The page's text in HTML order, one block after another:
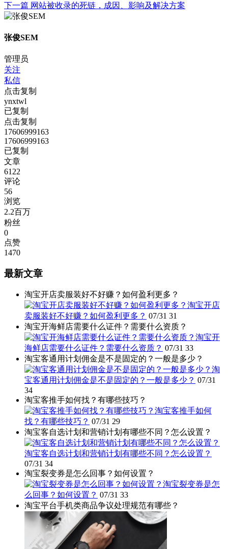
下一篇 网站被收录的死链，成因、影响及解决方案
张俊SEM
管理员
关注
私信
点击复制
ynxtwl
已复制
点击复制
17606999163
17606999163
已复制
文章
6122
评论
56
浏览
2.2百万
粉丝
0
点赞
1470
最新文章
淘宝开店卖服装好不好赚？如何盈利更多？
淘宝开店
卖服装好不好赚？如何盈利更多？ 07/31 31
淘宝开海鲜店需要什么证件？需要什么资质？
淘宝开
海鲜店需要什么证件？需要什么资质？ 07/31 33
淘宝客通用计划佣金是不是固定的？一般是多少？
淘
宝客通用计划佣金是不是固定的？一般是多少？ 07/31
34
淘宝客推手如何找？有哪些技巧？
淘宝客推手如何
找？有哪些技巧？ 07/31 29
淘宝客自选计划和营销计划有哪些不同？怎么设置？
淘宝客自选计划和营销计划有哪些不同？怎么设置？
07/31 34
淘宝裂变券是怎么回事？如何设置？
淘宝裂变券是怎
么回事？如何设置？ 07/31 33
淘宝平台手机类商品争议处理规范有哪些？